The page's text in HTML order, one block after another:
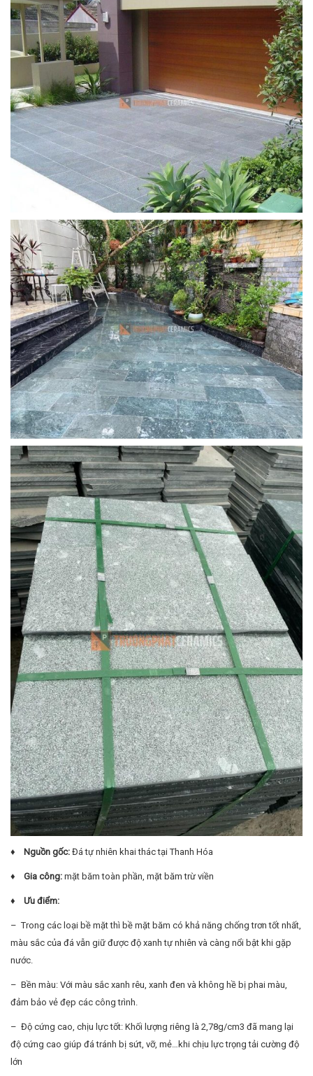
♦ Nguồn gốc: Đá tự nhiên khai thác tại Thanh Hóa
♦ Gia công: mặt băm toàn phần, mặt băm trừ viền
♦ Ưu điểm:
– Trong các loại bề mặt thì bề mặt băm có khả năng chống trơn tốt nhất,
màu sắc của đá vẫn giữ được độ xanh tự nhiên và càng nổi bật khi gặp
nước.
– Bền màu: Với màu sắc xanh rêu, xanh đen và không hề bị phai màu,
đảm bảo vẻ đẹp các công trình.
– Độ cứng cao, chịu lực tốt: Khối lượng riêng là 2,78g/cm3 đã mang lại
độ cứng cao giúp đá tránh bị sứt, vỡ, mẻ…khi chịu lực trọng tải cường độ
lớn